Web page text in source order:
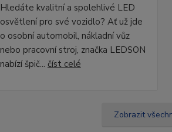
Hledáte kvalitní a spolehlivé LED
osvětlení pro své vozidlo? Ať už jde
o osobní automobil, nákladní vůz
nebo pracovní stroj, značka LEDSON
nabízí špič... číst celé
Zobrazit